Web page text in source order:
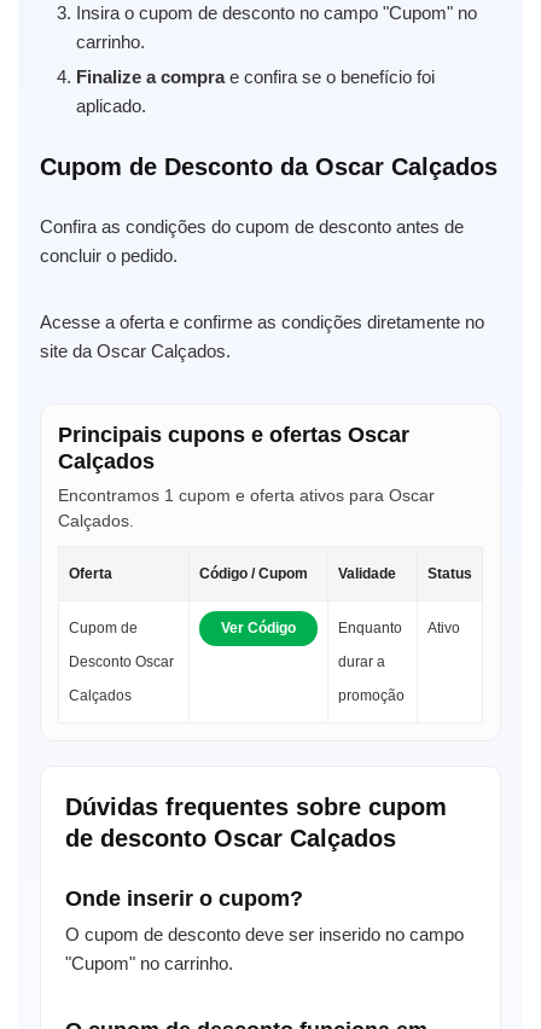
Insira o cupom de desconto no campo "Cupom" no
carrinho.
Finalize a comprae confira se o benefício foi
aplicado.
Cupom de Desconto da Oscar Calçados
Confira as condições do cupom de desconto antes de
concluir o pedido.
Acesse a oferta e confirme as condições diretamente no
site da Oscar Calçados.
Principais cupons e ofertas Oscar
Calçados
Encontramos 1 cupom e oferta ativos para Oscar
Calçados.
Oferta Código / Cupom Validade Status
Cupom de
Desconto Oscar
Calçados
Ver Código
Enquanto
durar a
promoção
Ativo
Dúvidas frequentes sobre cupom
de desconto Oscar Calçados
Onde inserir o cupom?
O cupom de desconto deve ser inserido no campo
"Cupom" no carrinho.